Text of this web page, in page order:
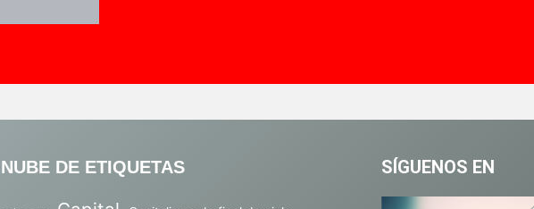
NUBE DE ETIQUETAS SÍGUENOS EN